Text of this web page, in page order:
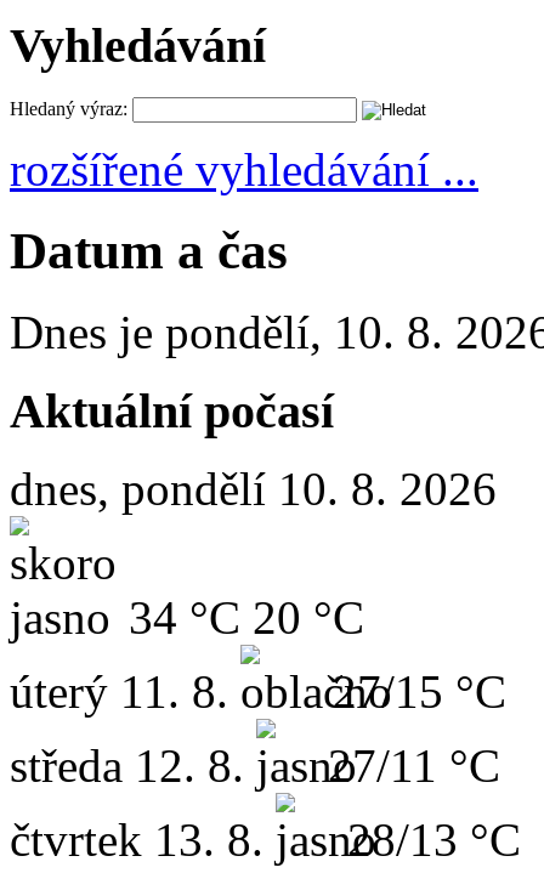
Vyhledávání
Hledaný výraz:
rozšířené vyhledávání ...
Datum a čas
Dnes je pondělí, 10. 8.
Aktuální počasí
dnes, pondělí 10. 8. 2026
34 °C 20 °C
úterý 11. 8.
27/15 °C
středa 12. 8.
27/11 °C
čtvrtek 13. 8. 28/13 °C